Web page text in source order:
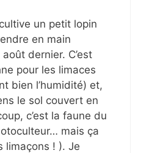
un petit lopin
en main
dernier. C’est
pour les limaces
bien l’humidité) et,
le sol couvert en
c’est la faune du
mais ça
limaçons ! ). Je